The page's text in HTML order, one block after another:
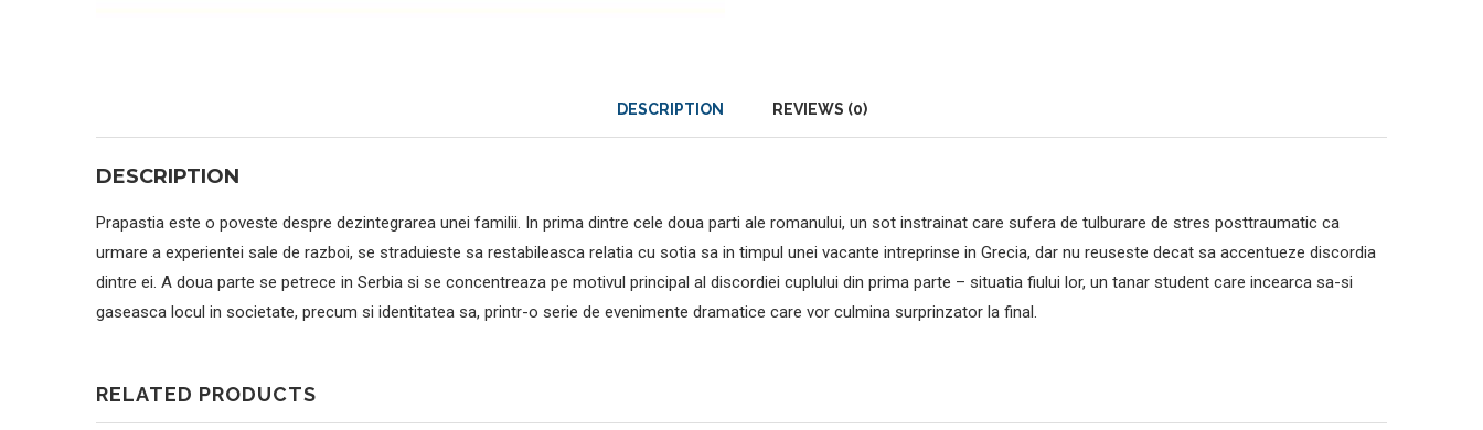
DESCRIPTION REVIEWS (0)
DESCRIPTION
Prapastia este o poveste despre dezintegrarea unei familii. In prima dintre cele doua parti ale romanului, un sot instrainat care sufera de tulburare de stres posttraumatic ca
urmare a experientei sale de razboi, se straduieste sa restabileasca relatia cu sotia sa in timpul unei vacante intreprinse in Grecia, dar nu reuseste decat sa accentueze discordia
dintre ei. A doua parte se petrece in Serbia si se concentreaza pe motivul principal al discordiei cuplului din prima parte – situatia fiului lor, un tanar student care incearca sa-si
gaseasca locul in societate, precum si identitatea sa, printr-o serie de evenimente dramatice care vor culmina surprinzator la final.
RELATED PRODUCTS